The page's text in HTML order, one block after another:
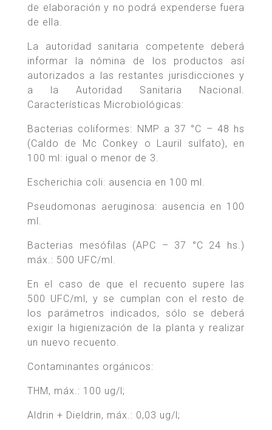
de elaboración y no podrá expenderse fuera
de ella.
La autoridad sanitaria competente deberá
informar la nómina de los productos así
autorizados a las restantes jurisdicciones y
a la Autoridad Sanitaria Nacional.
Características Microbiológicas:
Bacterias coliformes: NMP a 37 °C – 48 hs
(Caldo de Mc Conkey o Lauril sulfato), en
100 ml: igual o menor de 3.
Escherichia coli: ausencia en 100 ml.
Pseudomonas aeruginosa: ausencia en 100
ml.
Bacterias mesófilas (APC – 37 °C 24 hs.)
máx.: 500 UFC/ml.
En el caso de que el recuento supere las
500 UFC/ml, y se cumplan con el resto de
los parámetros indicados, sólo se deberá
exigir la higienización de la planta y realizar
un nuevo recuento.
Contaminantes orgánicos:
THM, máx.: 100 ug/l;
Aldrin + Dieldrin, máx.: 0,03 ug/l;